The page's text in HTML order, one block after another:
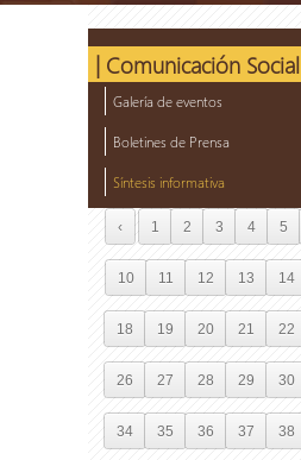
| Comunicación Social
Galería de eventos
Boletines de Prensa
Síntesis informativa
‹ 1 2 3 4 5
10 11 12 13 14
18 19 20 21 22
26 27 28 29 30
34 35 36 37 38